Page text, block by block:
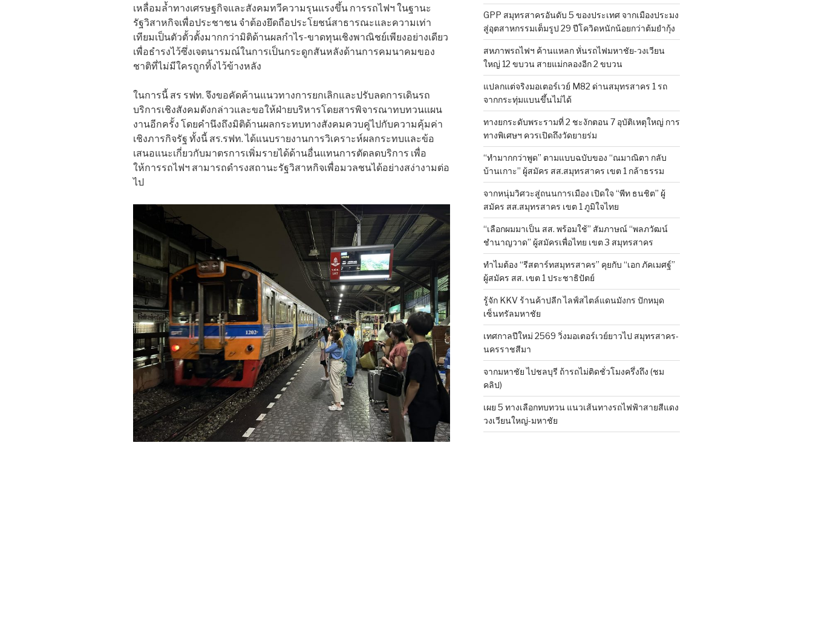
เหลื่อมล้ำทางเศรษฐกิจและสังคมทวีความรุนแรงขึ้น การรถไฟฯ ในฐานะ
รัฐวิสาหกิจเพื่อประชาชน จำต้องยึดถือประโยชน์สาธารณะและความเท่า
เทียมเป็นตัวตั้วตั้งมากกว่ามิติด้านผลกำไร-ขาดทุนเชิงพาณิชย์เพียงอย่างเดียว
เพื่อธำรงไว้ซึ่งเจตนารมณ์ในการเป็นกระดูกสันหลังด้านการคมนาคมของ
ชาติที่ไม่มีใครถูกทิ้งไว้ข้างหลัง
ในการนี้ สร รฟท. จึงขอคัดค้านแนวทางการยกเลิกและปรับลดการเดินรถ
บริการเชิงสังคมดังกล่าวและขอให้ฝ่ายบริหารโดยสารพิจารณาทบทวนแผน
งานอีกครั้ง โดยคำนึงถึงมิติด้านผลกระทบทางสังคมควบคู่ไปกับความคุ้มค่า
เชิงภารกิจรัฐ ทั้งนี้ สร.รฟท. ได้แนบรายงานการวิเคราะห์ผลกระทบและข้อ
เสนอแนะเกี่ยวกับมาตรการเพิ่มรายได้ด้านอื่นแทนการตัดลดบริการ เพื่อ
ให้การรถไฟฯ สามารถดำรงสถานะรัฐวิสาหกิจเพื่อมวลชนได้อย่างสง่างามต่อ
ไป
GPP สมุทรสาครอันดับ 5 ของประเทศ จากเมืองประมง
สู่อุตสาหกรรมเต็มรูป 29 ปีโควิดหนักน้อยกว่าต้มยำกุ้ง
สหภาพรถไฟฯ ค้านแหลก หั่นรถไฟมหาชัย-วงเวียน
ใหญ่ 12 ขบวน สายแม่กลองอีก 2 ขบวน
แปลกแต่จริงมอเตอร์เวย์ M82 ด่านสมุทรสาคร 1 รถ
จากกระทุ่มแบนขึ้นไม่ได้
ทางยกระดับพระรามที่ 2 ชะงักตอน 7 อุบัติเหตุใหญ่ การ
ทางพิเศษฯ ควรเปิดถึงวัดยายร่ม
“ทำมากกว่าพูด” ตามแบบฉบับของ “ณมาณิตา กลับ
บ้านเกาะ” ผู้สมัคร สส.สมุทรสาคร เขต 1 กล้าธรรม
จากหนุ่มวิศวะสู่ถนนการเมือง เปิดใจ “พีท ธนชิต” ผู้
สมัคร สส.สมุทรสาคร เขต 1 ภูมิใจไทย
“เลือกผมมาเป็น สส. พร้อมใช้” สัมภาษณ์ “พลภวัฒน์
ชำนาญวาด” ผู้สมัครเพื่อไทย เขต 3 สมุทรสาคร
ทำไมต้อง “รีสตาร์ทสมุทรสาคร” คุยกับ “เอก ภัคเมศฐ์”
ผู้สมัคร สส. เขต 1 ประชาธิปัตย์
รู้จัก KKV ร้านค้าปลีก ไลฟ์สไตล์แดนมังกร ปักหมุด
เซ็นทรัลมหาชัย
เทศกาลปีใหม่ 2569 วิ่งมอเตอร์เวย์ยาวไป สมุทรสาคร-
นครราชสีมา
จากมหาชัย ไปชลบุรี ถ้ารถไม่ติดชั่วโมงครึ่งถึง (ชม
คลิป)
เผย 5 ทางเลือกทบทวน แนวเส้นทางรถไฟฟ้าสายสีแดง
วงเวียนใหญ่-มหาชัย